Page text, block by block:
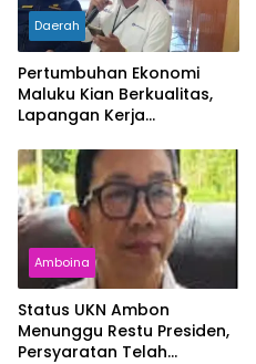
Daerah
Pertumbuhan Ekonomi
Maluku Kian Berkualitas,
Lapangan Kerja
Kemiskinan Turun
Amboina
Status UKN Ambon
Menunggu Restu Presiden,
Persyaratan Telah